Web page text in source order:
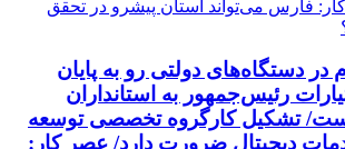
دستگاه‌های دولتی رو به پایان
رئیس‌جمهور به استانداران
تشکیل کارگروه تخصصی توسعه
دیجیتال ضرورت دارد/ عصر کار: